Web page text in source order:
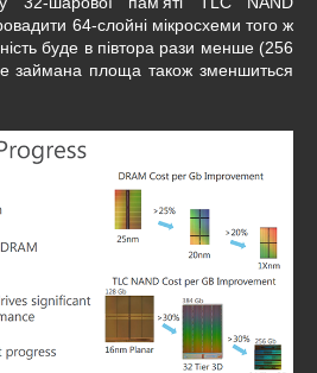
64-слойні мікросхеми того ж
буде в півтора рази менше (256
займана площа також зменшиться